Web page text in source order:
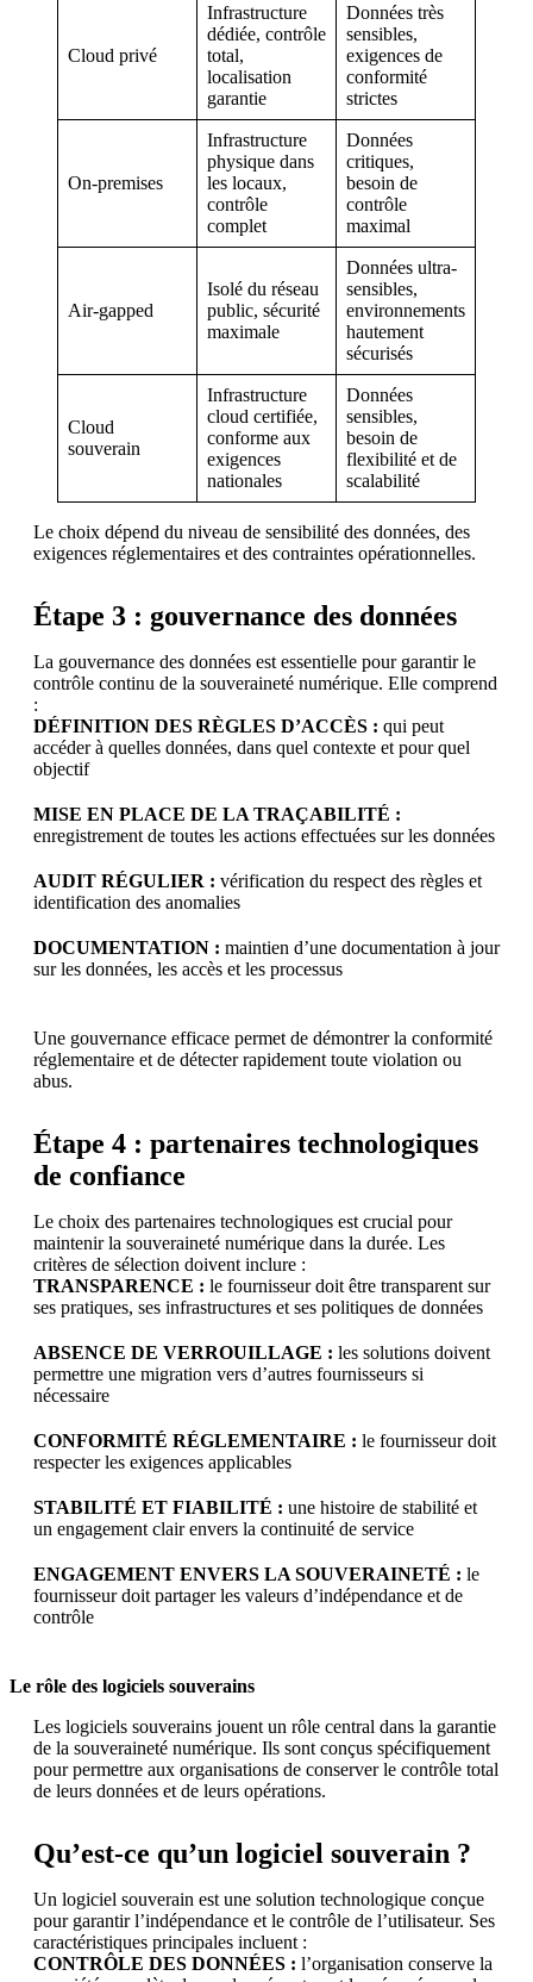
Cloud privé
Infrastructure
dédiée, contrôle
total,
localisation
garantie
Données très
sensibles,
exigences de
conformité
strictes
On-premises
Infrastructure
physique dans
les locaux,
contrôle
complet
Données
critiques,
besoin de
contrôle
maximal
Air-gapped
Isolé du réseau
public, sécurité
maximale
Données ultra-
sensibles,
environnements
hautement
sécurisés
Cloud
souverain
Infrastructure
cloud certifiée,
conforme aux
exigences
nationales
Données
sensibles,
besoin de
flexibilité et de
scalabilité
Le choix dépend du niveau de sensibilité des données, des
exigences réglementaires et des contraintes opérationnelles.
Étape 3 : gouvernance des données
La gouvernance des données est essentielle pour garantir le
contrôle continu de la souveraineté numérique. Elle comprend
:
DÉFINITION DES RÈGLES D’ACCÈS : qui peut
accéder à quelles données, dans quel contexte et pour quel
objectif
MISE EN PLACE DE LA TRAÇABILITÉ :
enregistrement de toutes les actions effectuées sur les données
AUDIT RÉGULIER : vérification du respect des règles et
identification des anomalies
DOCUMENTATION : maintien d’une documentation à jour
sur les données, les accès et les processus
Une gouvernance efficace permet de démontrer la conformité
réglementaire et de détecter rapidement toute violation ou
abus.
Étape 4 : partenaires technologiques
de confiance
Le choix des partenaires technologiques est crucial pour
maintenir la souveraineté numérique dans la durée. Les
critères de sélection doivent inclure :
TRANSPARENCE : le fournisseur doit être transparent sur
ses pratiques, ses infrastructures et ses politiques de données
ABSENCE DE VERROUILLAGE : les solutions doivent
permettre une migration vers d’autres fournisseurs si
nécessaire
CONFORMITÉ RÉGLEMENTAIRE : le fournisseur doit
respecter les exigences applicables
STABILITÉ ET FIABILITÉ : une histoire de stabilité et
un engagement clair envers la continuité de service
ENGAGEMENT ENVERS LA SOUVERAINETÉ : le
fournisseur doit partager les valeurs d’indépendance et de
contrôle
Le rôle des logiciels souverains
Les logiciels souverains jouent un rôle central dans la garantie
de la souveraineté numérique. Ils sont conçus spécifiquement
pour permettre aux organisations de conserver le contrôle total
de leurs données et de leurs opérations.
Qu’est-ce qu’un logiciel souverain ?
Un logiciel souverain est une solution technologique conçue
pour garantir l’indépendance et le contrôle de l’utilisateur. Ses
caractéristiques principales incluent :
CONTRÔLE DES DONNÉES : l’organisation conserve la